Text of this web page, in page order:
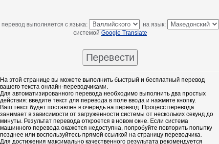
перевод выполняется с языка:
на язык:
системой Google Translate
На этой странице вы можете выполнить быстрый и бесплатный перевод
вашего текста онлайн-переводчиками.
Для автоматизированного перевода необходимо выполнить два простых
действия: введите текст для перевода в поле ввода и нажмите кнопку.
Ваш текст будет поставлен в очередь на перевод. Процесс перевода
занимает в зависимости от загруженности системы от нескольких секунд до
минуты. Результат перевода откроется в новом окне. Если система
машинного перевода окажется недоступна, попробуйте повторить попытку
позднее или воспользуйтесь прямой ссылкой на страницу переводчика.
Для достижения максимально качественного результата рекомендуется